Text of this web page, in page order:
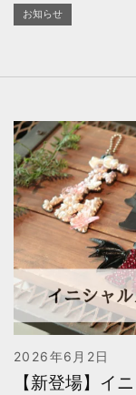
お知らせ
2026年6月2日
【新登場】イ